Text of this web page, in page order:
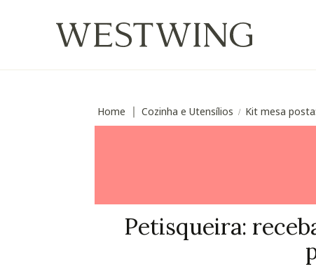
Home Cozinha e Utensílios / Kit mesa
Petisqueira: